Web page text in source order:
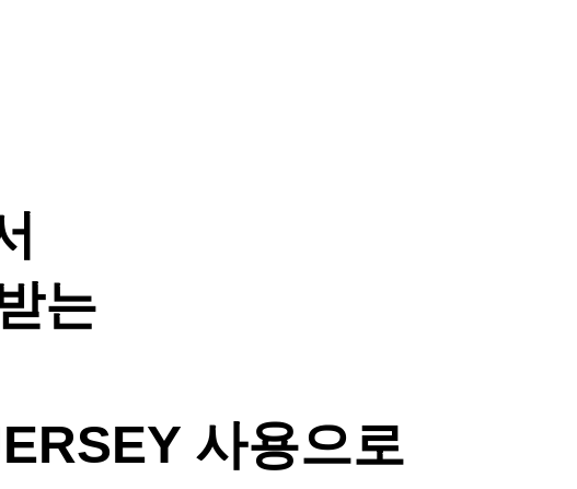
는
사용으로